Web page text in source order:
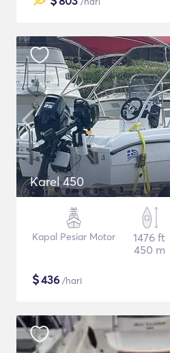
Karel 450
Kapal Pesiar Motor
1476 ft
450 m
$436 /hari